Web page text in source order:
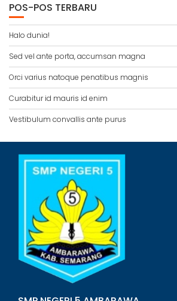
POS-POS TERBARU
Halo dunia!
Sed vel ante porta, accumsan magna
Orci varius natoque penatibus magnis
Curabitur id mauris id enim
Vestibulum convallis ante purus